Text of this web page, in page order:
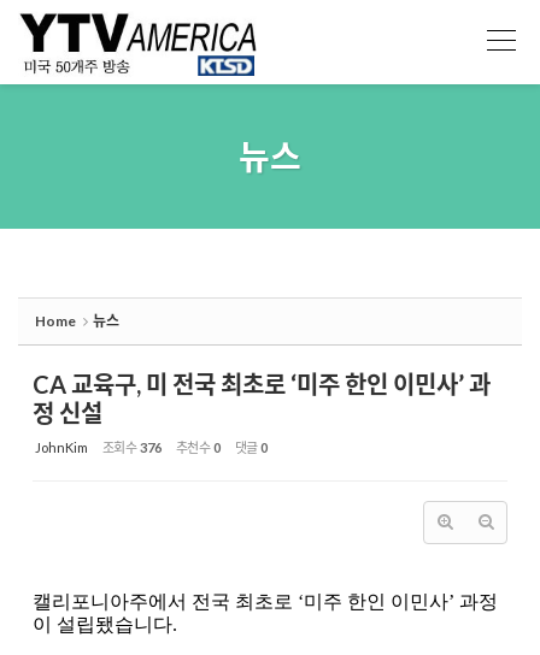
뉴스
Home 뉴스
CA 교육구, 미 전국 최초로 ‘미주 한인 이민사’ 과
정 신설
JohnKim 조회 수376 추천 수0 댓글0
캘리포니아주에서 전국 최초로 ‘미주 한인 이민사’ 과정
이 설립됐습니다.